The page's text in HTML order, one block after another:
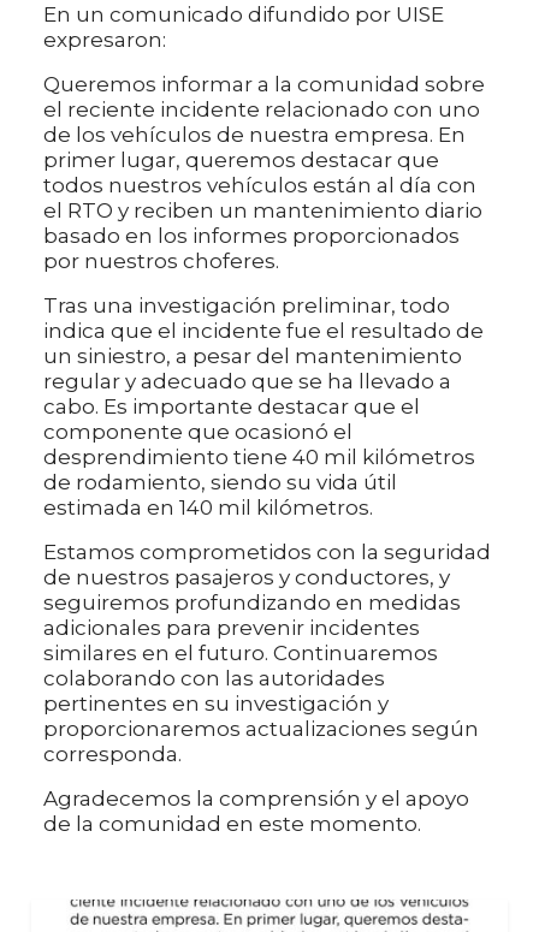
En un comunicado difundido por UISE
expresaron:
Queremos informar a la comunidad sobre
el reciente incidente relacionado con uno
de los vehículos de nuestra empresa. En
primer lugar, queremos destacar que
todos nuestros vehículos están al día con
el RTO y reciben un mantenimiento diario
basado en los informes proporcionados
por nuestros choferes.
Tras una investigación preliminar, todo
indica que el incidente fue el resultado de
un siniestro, a pesar del mantenimiento
regular y adecuado que se ha llevado a
cabo. Es importante destacar que el
componente que ocasionó el
desprendimiento tiene 40 mil kilómetros
de rodamiento, siendo su vida útil
estimada en 140 mil kilómetros.
Estamos comprometidos con la seguridad
de nuestros pasajeros y conductores, y
seguiremos profundizando en medidas
adicionales para prevenir incidentes
similares en el futuro. Continuaremos
colaborando con las autoridades
pertinentes en su investigación y
proporcionaremos actualizaciones según
corresponda.
Agradecemos la comprensión y el apoyo
de la comunidad en este momento.